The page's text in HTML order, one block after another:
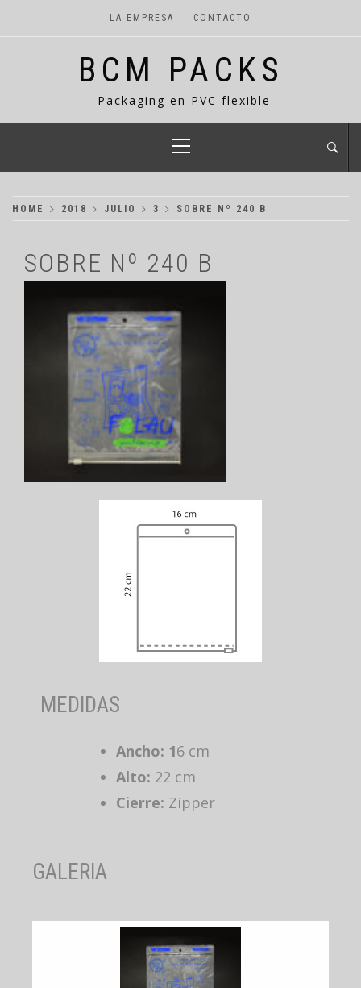
LA EMPRESA CONTACTO
BCM PACKS
Packaging en PVC flexible
HOME 2018 JULIO 3 SOBRE Nº 240 B
SOBRE Nº 240 B
MEDIDAS
Ancho: 16 cm
Alto: 22 cm
Cierre: Zipper
GALERIA